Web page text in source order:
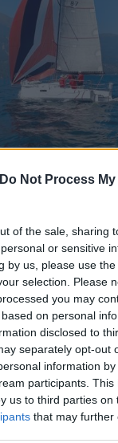
Do Not Process My
of the sale, sharing
or sensitive
by us, please use
selection. Please
you may
on personal
disclosed to
separately opt-out
information
participants.
us to third parties on
that may further